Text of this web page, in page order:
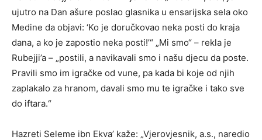
ujutro na Dan ašure poslao glasnika u ensarijska sela oko
Medine da objavi: ‘Ko je doručkovao neka posti do kraja
dana, a ko je zapostio neka posti!’“ „Mi smo“ – rekla je
Rubejji’a – „postili, a navikavali smo i našu djecu da poste.
Pravili smo im igračke od vune, pa kada bi koje od njih
zaplakalo za hranom, davali smo mu te igračke i tako sve
do iftara.“
Hazreti Seleme ibn Ekva’ kaže: „Vjerovjesnik, a.s., naredio